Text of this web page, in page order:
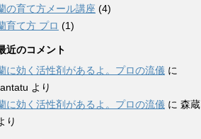
の育て方メール講座 (4)
育て方 プロ (1)
近のコメント
に効く活性剤があるよ。プロの流儀 に
より
に効く活性剤があるよ。プロの流儀 に 森蔵
り